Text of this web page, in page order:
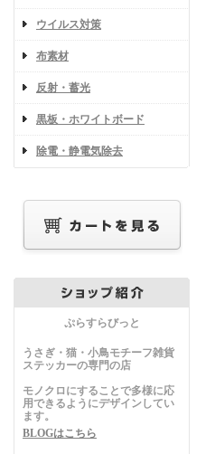
ウイルス対策
布素材
反射・蓄光
黒板・ホワイトボード
除電・静電気除去
ぷらすらびっと
うさぎ・猫・小鳥モチーフ雑貨
ステッカーの専門の店
モノクロにすることで多様に応
用できるようにデザインしてい
ます。
BLOGはこちら